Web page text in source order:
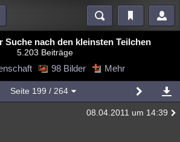
Blogs Videos
Mystery Kriminalfälle
Suche nach den kleinsten Teilchen
5.203 Beiträge
98 Bilder Mehr
Seite 199 / 264
08.04.2011 um 14:39